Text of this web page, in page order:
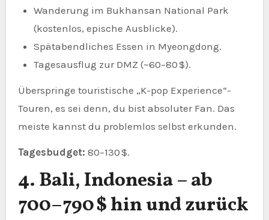
Wanderung im Bukhansan National Park
(kostenlos, epische Ausblicke).
Spätabendliches Essen in Myeongdong.
Tagesausflug zur DMZ (~60–80 $).
Überspringe touristische „K-pop Experience“-
Touren, es sei denn, du bist absoluter Fan. Das
meiste kannst du problemlos selbst erkunden.
Tagesbudget: 80–130 $.
4. Bali, Indonesia – ab
700–790 $ hin und zurück